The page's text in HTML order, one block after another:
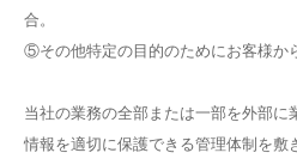
合。
⑤その他特定の目的のためにお客様か
当社の業務の全部または一部を外部に
情報を適切に保護できる管理体制を敷